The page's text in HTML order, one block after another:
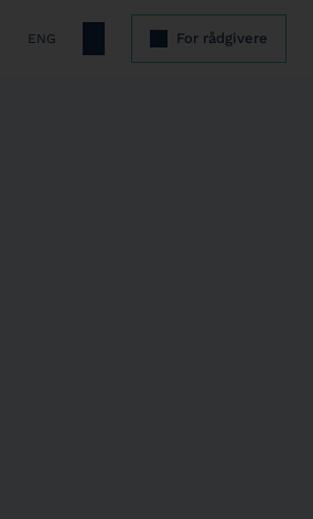
ENG For rådgivere